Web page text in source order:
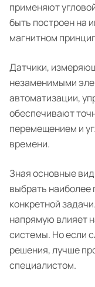
применяют
быть построен на
магнитном
Датчики,
незаменимыми
автоматизации,
обеспечивают
перемещением и
времени.
Зная основные
выбрать
конкретной
напрямую влияет
системы. Но если
решения, лучше
специалистом.